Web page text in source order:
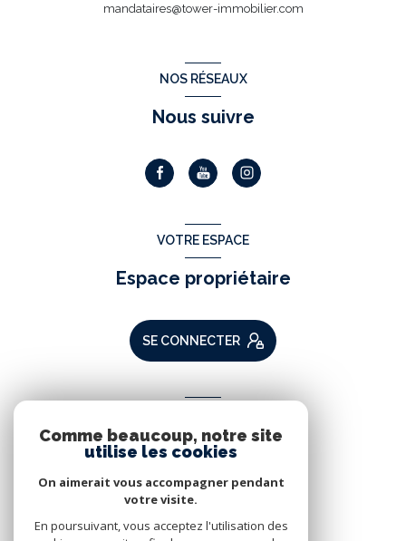
mandataires@tower-immobilier.com
NOS RÉSEAUX
Nous suivre
VOTRE ESPACE
Espace propriétaire
SE CONNECTER
Nous adhérons
Comme beaucoup, notre site
utilise les cookies
On aimerait vous accompagner pendant
votre visite.
En poursuivant, vous acceptez l'utilisation des